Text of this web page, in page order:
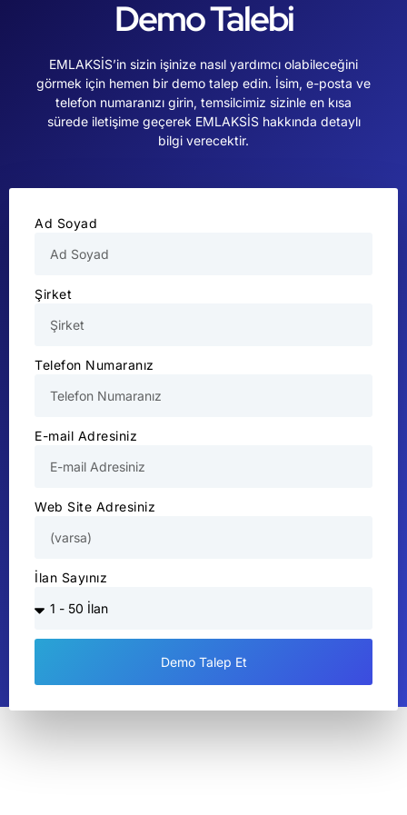
Demo Talebi
EMLAKSİS’in sizin işinize nasıl yardımcı olabileceğini
görmek için hemen bir demo talep edin. İsim, e-posta ve
telefon numaranızı girin, temsilcimiz sizinle en kısa
sürede iletişime geçerek EMLAKSİS hakkında detaylı
bilgi verecektir.
Ad Soyad
Şirket
Telefon Numaranız
E-mail Adresiniz
Web Site Adresiniz
İlan Sayınız
Demo Talep Et